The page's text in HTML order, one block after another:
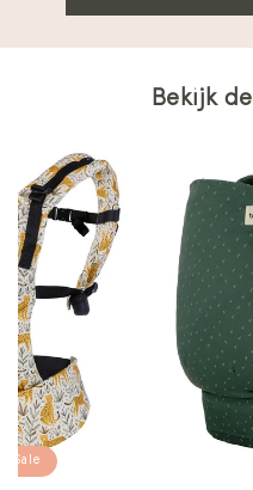
Bekijk
Sale